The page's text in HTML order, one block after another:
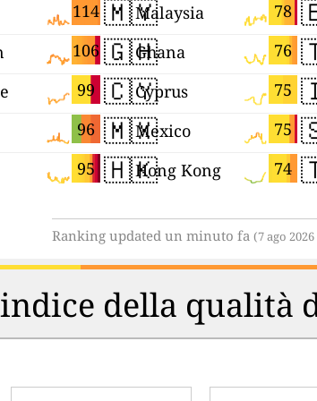
114
106
99
96
95
🇲🇾 78
Malaysia
🇬🇭 76
Ghana
🇨🇾 75
Cyprus
🇲🇽 75
Mexico
🇭🇰 74
Hong Kong
Ranking updated un minuto fa (7 ago 2026
della qualità